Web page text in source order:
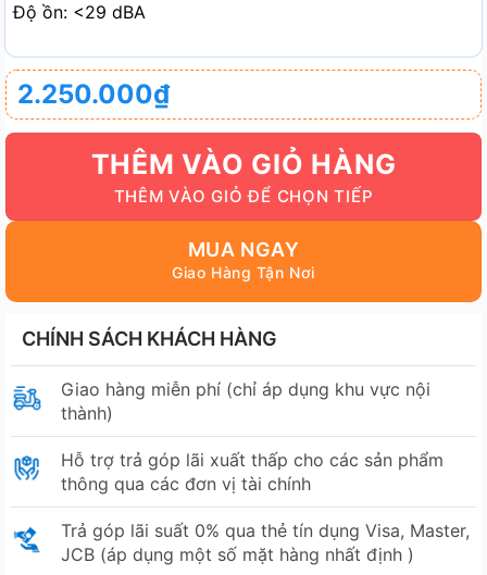
Độ ồn: <29 dBA
2.250.000₫
THÊM VÀO GIỎ HÀNG
MUA NGAY
CHÍNH SÁCH KHÁCH HÀNG
Giao hàng miễn phí (chỉ áp dụng khu vực nội
thành)
Hỗ trợ trả góp lãi xuất thấp cho các sản phẩm
thông qua các đơn vị tài chính
Trả góp lãi suất 0% qua thẻ tín dụng Visa, Master,
JCB (áp dụng một số mặt hàng nhất định )